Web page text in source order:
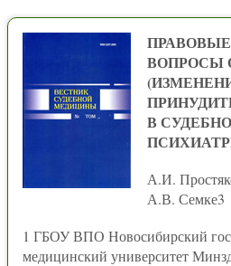
ВОПРОСЫ
В
А.И.
А.В. Семке3
1 ГБОУ ВПО Новосибирский
медицинский университет